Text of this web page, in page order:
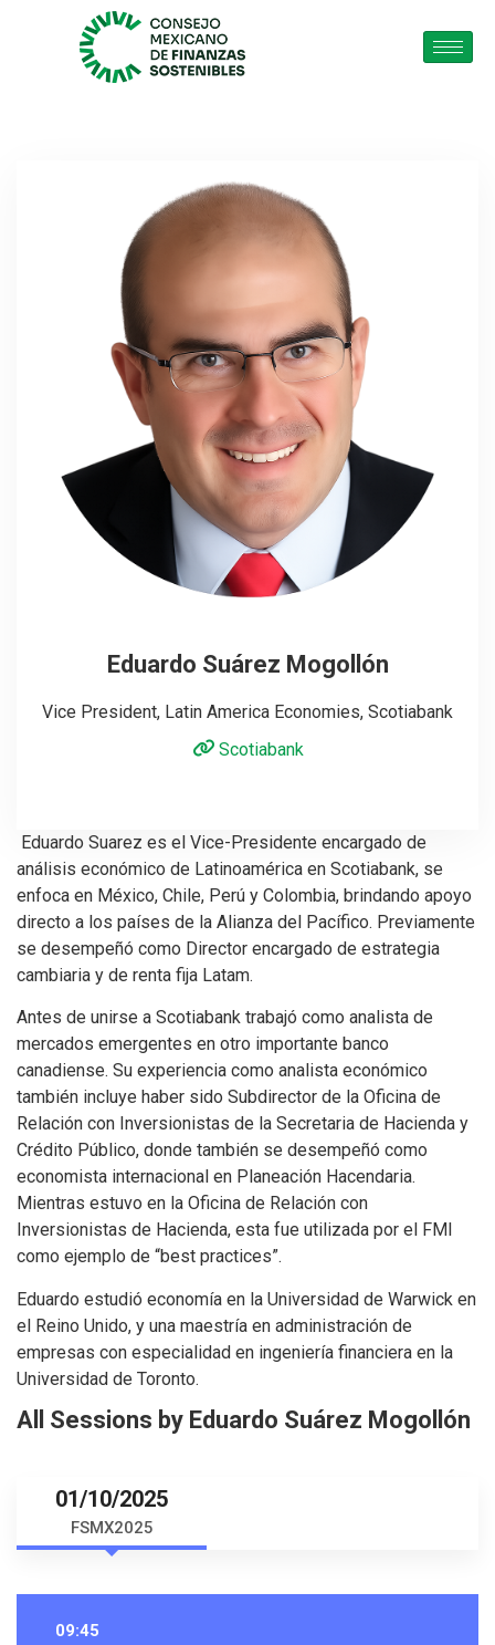
Eduardo Suárez Mogollón
Vice President, Latin America Economies, Scotiabank
Scotiabank
Eduardo Suarez es el Vice-Presidente encargado de
análisis económico de Latinoamérica en Scotiabank, se
enfoca en México, Chile, Perú y Colombia, brindando apoyo
directo a los países de la Alianza del Pacífico. Previamente
se desempeñó como Director encargado de estrategia
cambiaria y de renta fija Latam.
Antes de unirse a Scotiabank trabajó como analista de
mercados emergentes en otro importante banco
canadiense. Su experiencia como analista económico
también incluye haber sido Subdirector de la Oficina de
Relación con Inversionistas de la Secretaria de Hacienda y
Crédito Público, donde también se desempeñó como
economista internacional en Planeación Hacendaria.
Mientras estuvo en la Oficina de Relación con
Inversionistas de Hacienda, esta fue utilizada por el FMI
como ejemplo de “best practices”.
Eduardo estudió economía en la Universidad de Warwick en
el Reino Unido, y una maestría en administración de
empresas con especialidad en ingeniería financiera en la
Universidad de Toronto.
All Sessions by Eduardo Suárez Mogollón
01/10/2025
FSMX2025
09:45